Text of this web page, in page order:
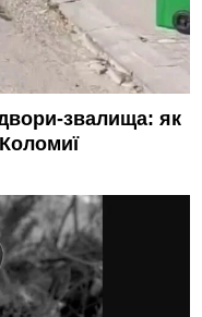
двори-звалища: як